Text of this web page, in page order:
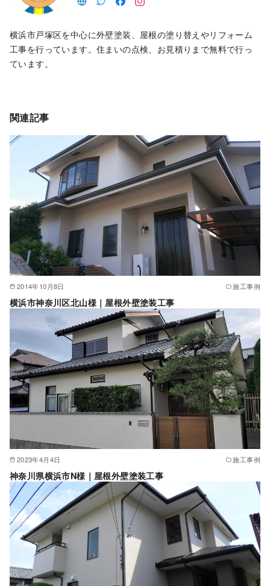
横浜市戸塚区を中心に外壁塗装、屋根の塗り替えやリフォーム
工事を行っています。住まいの点検、お見積りまで無料で行っ
ています。
関連記事
2014年10月8日 施工事例
横浜市神奈川区北山様｜屋根外壁塗装工事
2023年4月4日 施工事例
神奈川県横浜市N様｜屋根外壁塗装工事